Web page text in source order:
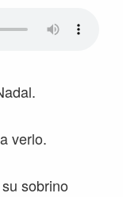
verlo.
sobrino